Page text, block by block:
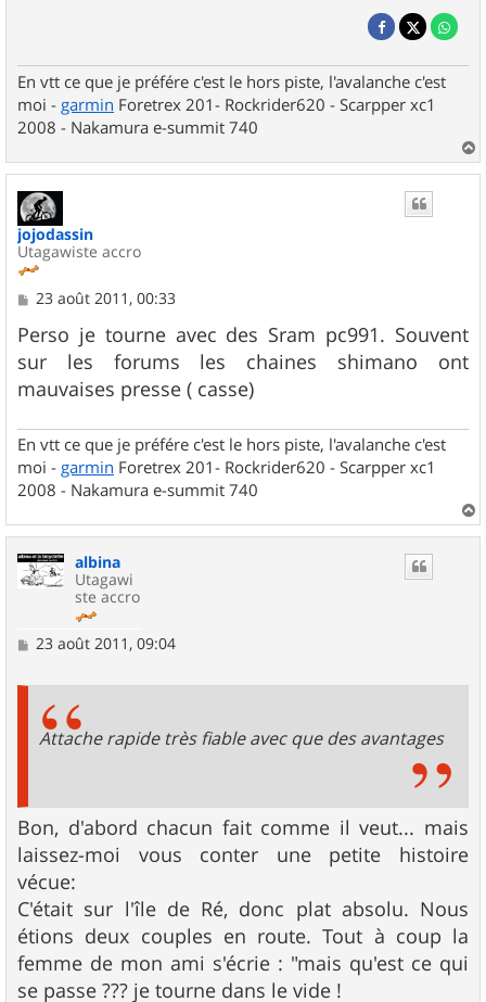
En vtt ce que je préfére c'est le hors piste, l'avalanche c'est
moi - garmin Foretrex 201- Rockrider620 - Scarpper xc1
2008 - Nakamura e-summit 740
a
u
jojodassin
Utagawiste accro
M
s
s
a
g
e
23 août 2011, 00:33
Perso je tourne avec des Sram pc991. Souvent
sur les forums les chaines shimano ont
mauvaises presse ( casse)
En vtt ce que je préfére c'est le hors piste, l'avalanche c'est
moi - garmin Foretrex 201- Rockrider620 - Scarpper xc1
2008 - Nakamura e-summit 740
a
albina
Utagawi
ste accro
M
23 août 2011, 09:04
Attache rapide très fiable avec que des avantages
Bon, d'abord chacun fait comme il veut... mais
laissez-moi vous conter une petite histoire
vécue:
C'était sur l'île de Ré, donc plat absolu. Nous
étions deux couples en route. Tout à coup la
femme de mon ami s'écrie : "mais qu'est ce qui
se passe ??? je tourne dans le vide !